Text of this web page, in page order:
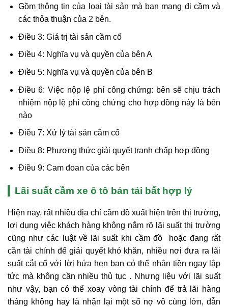
Gồm thông tin của loại tài sản mà bạn mang đi cầm và
các thỏa thuận của 2 bên.
Điều 3: Giá trị tài sản cầm cố
Điều 4: Nghĩa vụ và quyền của bên A
Điều 5: Nghĩa vụ và quyền của bên B
Điều 6: Việc nộp lệ phí công chứng: bên sẽ chịu trách
nhiệm nộp lệ phí công chứng cho hợp đồng này là bên
nào
Điều 7: Xử lý tài sản cầm cố
Điều 8: Phương thức giải quyết tranh chấp hợp đồng
Điều 9: Cam đoan của các bên
Lãi suất cầm xe ô tô bán tải bất hợp lý
Hiện nay, rất nhiều địa chỉ cầm đồ xuất hiện trên thị trường,
lợi dụng việc khách hàng không nắm rõ lãi suất thị trường
cũng như các luật về lãi suất khi cầm đồ hoặc đang rất
cần tài chính để giải quyết khó khăn, nhiều nơi đưa ra lãi
suất cắt cổ với lời hứa hẹn bạn có thể nhận tiền ngay lập
tức mà không cần nhiều thủ tục . Nhưng liệu với lãi suất
như vậy, bạn có thể xoay vòng tài chính để trả lãi hàng
tháng không hay là nhận lại một số nợ vô cùng lớn, dẫn